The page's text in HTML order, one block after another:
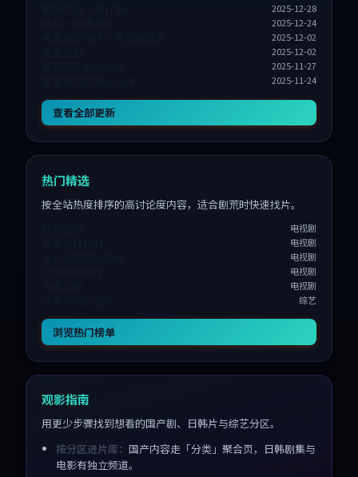
2025-12-28
2025-12-24
2025-12-02
2025-12-02
2025-11-27
2025-11-24
查看全部更新
热门精选
按全站热度排序的高讨论度内容，适合剧荒时快速找片。
电视剧
电视剧
电视剧
电视剧
电视剧
综艺
浏览热门榜单
观影指南
用更少步骤找到想看的国产剧、日韩片与综艺分区。
按分区进片库： 国产内容走「分类」聚合页，日韩剧集与
电影有独立频道。